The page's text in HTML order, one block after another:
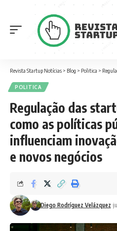
Revista Startup Notícias > Blog > Politica > Regulação
POLITICA
Regulação das
como as políticas
influenciam
e novos negócios
Diego Rodríguez Velázquez